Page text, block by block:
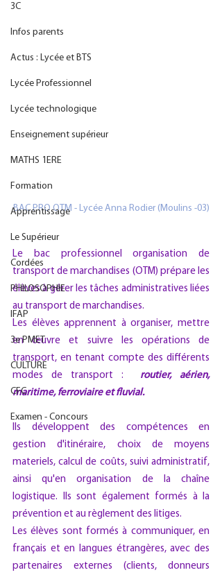
3C
Infos parents
Actus : Lycée et BTS
Lycée Professionnel
Lycée technologique
Enseignement supérieur
MATHS 1ERE
Formation
Apprentissage
Le Supérieur
Cordées
PHILOSOPHIE
IFAP
3e PMET
CULTURE
CFC
Examen - Concours
BAC PRO OTM - Lycée Anna Rodier (Moulins -03)
Le bac professionnel organisation de
transport de marchandises (OTM) prépare les
élèves à gérer les tâches administratives liées
au transport de marchandises.
Les élèves apprennent à organiser, mettre
en œuvre et suivre les opérations de
transport, en tenant compte des différents
modes de transport : routier, aérien,
maritime, ferroviaire et fluvial.
Ils développent des compétences en
gestion d'itinéraire, choix de moyens
materiels, calcul de coûts, suivi administratif,
ainsi qu'en organisation de la chaîne
logistique. Ils sont également formés à la
prévention et au règlement des litiges.
Les élèves sont formés à communiquer, en
français et en langues étrangères, avec des
partenaires externes (clients, donneurs